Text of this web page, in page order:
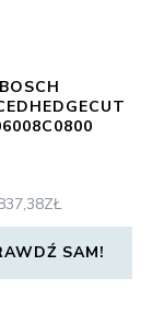
BOSCH
ZŁ
SAM!